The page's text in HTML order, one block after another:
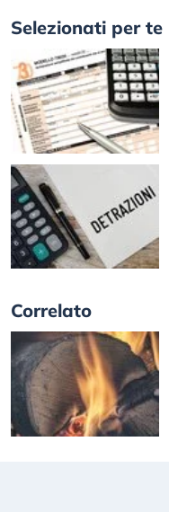
Selezionati per te
Correlato